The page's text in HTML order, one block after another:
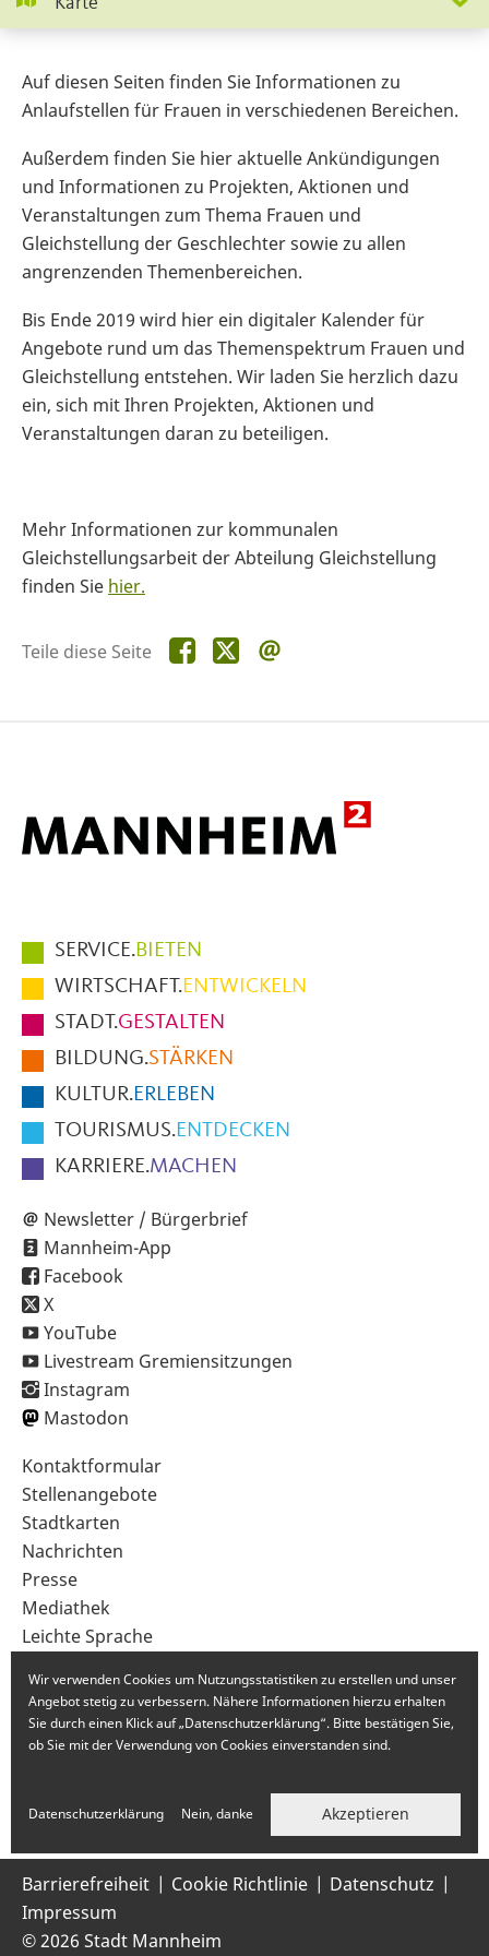
Auf diesen Seiten finden Sie Informationen zu
Anlaufstellen für Frauen in verschiedenen Bereichen.
Außerdem finden Sie hier aktuelle Ankündigungen
und Informationen zu Projekten, Aktionen und
Veranstaltungen zum Thema Frauen und
Gleichstellung der Geschlechter sowie zu allen
angrenzenden Themenbereichen.
Bis Ende 2019 wird hier ein digitaler Kalender für
Angebote rund um das Themenspektrum Frauen und
Gleichstellung entstehen. Wir laden Sie herzlich dazu
ein, sich mit Ihren Projekten, Aktionen und
Veranstaltungen daran zu beteiligen.
Mehr Informationen zur kommunalen
Gleichstellungsarbeit der Abteilung Gleichstellung
finden Sie hier.
Teile diese Seite Teile
diese
Teile
diese
Hauptmenüpunkte
im
Fußbereich
der
Seite
SERVICE.BIETEN
WIRTSCHAFT.ENTWICKELN
STADT.GESTALTEN
BILDUNG.STÄRKEN
KULTUR.ERLEBEN
TOURISMUS.ENTDECKEN
KARRIERE.MACHEN
Newsletter / Bürgerbrief
Mannheim-App
Facebook
X
YouTube
Livestream Gremiensitzungen
Instagram
Mastodon
Sekundärnavigation
im
Fußbereich
Kontaktformular
Stellenangebote
Stadtkarten
Nachrichten
Presse
Mediathek
Leichte Sprache
Barrierefreiheit Cookie Richtlinie
Datenschutz
Impressum
© 2026 Stadt Mannheim
Wir verwenden Cookies um Nutzungsstatistiken zu erstellen und unser
Angebot stetig zu verbessern. Nähere Informationen hierzu erhalten
Sie durch einen Klick auf „Datenschutzerklärung“. Bitte bestätigen Sie,
ob Sie mit der Verwendung von Cookies einverstanden sind.
Datenschutzerklärung Nein, danke Akzeptieren